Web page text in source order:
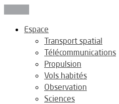
Espace
Transport spatial
Télécommunications
Propulsion
Vols habités
Observation
Sciences